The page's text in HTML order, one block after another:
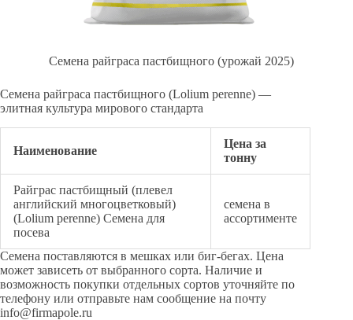
Семена райграса пастбищного (урожай 2025)
Семена райграса пастбищного (Lolium perenne) —
элитная культура мирового стандарта
Наименование
Цена за
тонну
Райграс пастбищный (плевел
английский многоцветковый)
(Lolium perenne) Семена для
посева
семена в
ассортименте
Семена поставляются в мешках или биг-бегах. Цена
может зависеть от выбранного сорта. Наличие и
возможность покупки отдельных сортов уточняйте по
телефону или отправьте нам сообщение на почту
info@firmapole.ru